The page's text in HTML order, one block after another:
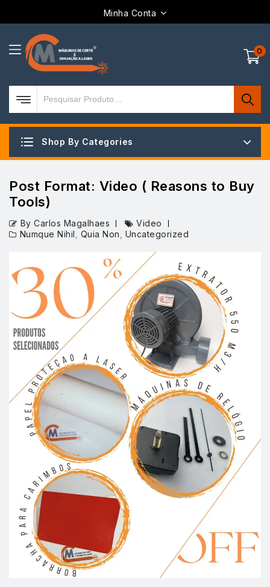
Minha Conta
Shop By Categories
0
Post Format: Video ( Reasons to Buy
Tools)
By Carlos Magalhaes
Video
Numque Nihil
Quia Non Uncategorized